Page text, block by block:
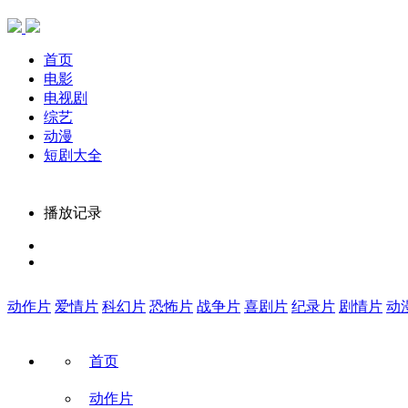
首页
电影
电视剧
综艺
动漫
短剧大全
播放记录
动作片 爱情片 科幻片 恐怖片 战争片 喜剧片 纪录片 剧情片 动
首页
动作片